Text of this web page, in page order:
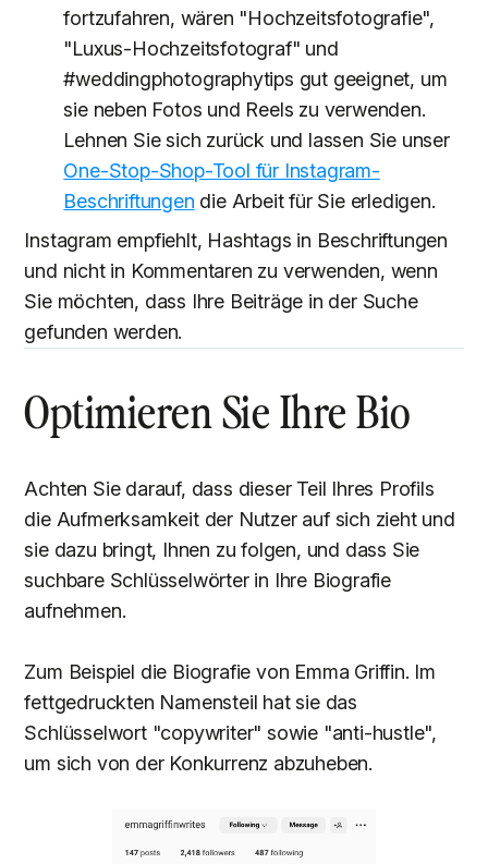
fortzufahren, wären "Hochzeitsfotografie",
"Luxus-Hochzeitsfotograf" und
#weddingphotographytips gut geeignet, um
sie neben Fotos und Reels zu verwenden.
Lehnen Sie sich zurück und lassen Sie unser
One-Stop-Shop-Tool für Instagram-
Beschriftungen die Arbeit für Sie erledigen.
Instagram empfiehlt, Hashtags in Beschriftungen
und nicht in Kommentaren zu verwenden, wenn
Sie möchten, dass Ihre Beiträge in der Suche
gefunden werden.
Optimieren Sie Ihre Bio
Achten Sie darauf, dass dieser Teil Ihres Profils
die Aufmerksamkeit der Nutzer auf sich zieht und
sie dazu bringt, Ihnen zu folgen, und dass Sie
suchbare Schlüsselwörter in Ihre Biografie
aufnehmen.
Zum Beispiel die Biografie von Emma Griffin. Im
fettgedruckten Namensteil hat sie das
Schlüsselwort "copywriter" sowie "anti-hustle",
um sich von der Konkurrenz abzuheben.